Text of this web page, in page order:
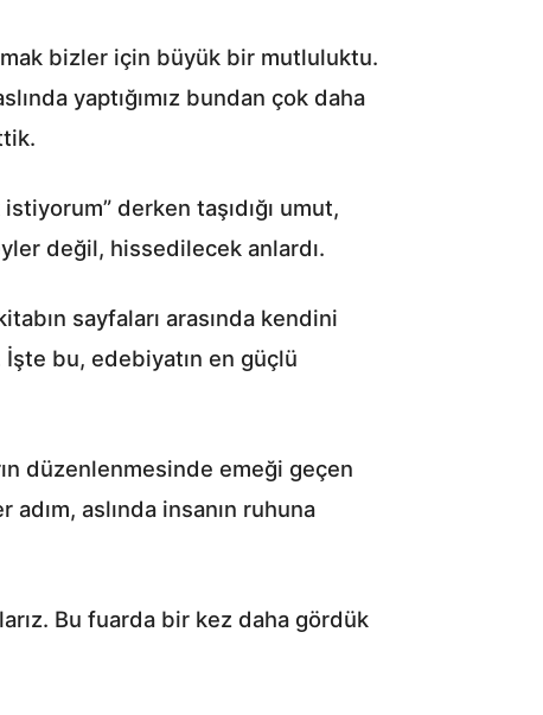
bizler için büyük bir mutluluktu.
yaptığımız bundan çok daha
derken taşıdığı umut,
değil, hissedilecek anlardı.
sayfaları arasında kendini
bu, edebiyatın en güçlü
düzenlenmesinde emeği geçen
aslında insanın ruhuna
Bu fuarda bir kez daha gördük